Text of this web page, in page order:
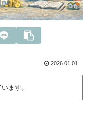
2026.01.01
ます。